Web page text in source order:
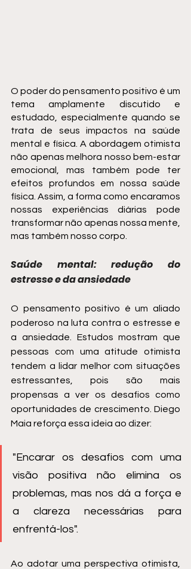
O poder do pensamento positivo é um
tema amplamente discutido e
estudado, especialmente quando se
trata de seus impactos na saúde
mental e física. A abordagem otimista
não apenas melhora nosso bem-estar
emocional, mas também pode ter
efeitos profundos em nossa saúde
física. Assim, a forma como encaramos
nossas experiências diárias pode
transformar não apenas nossa mente,
mas também nosso corpo.
Saúde mental: redução do
estresse e da ansiedade
O pensamento positivo é um aliado
poderoso na luta contra o estresse e
a ansiedade. Estudos mostram que
pessoas com uma atitude otimista
tendem a lidar melhor com situações
estressantes, pois são mais
propensas a ver os desafios como
oportunidades de crescimento. Diego
Maia reforça essa ideia ao dizer:
"Encarar os desafios com uma
visão positiva não elimina os
problemas, mas nos dá a força e
a clareza necessárias para
enfrentá-los".
Ao adotar uma perspectiva otimista,